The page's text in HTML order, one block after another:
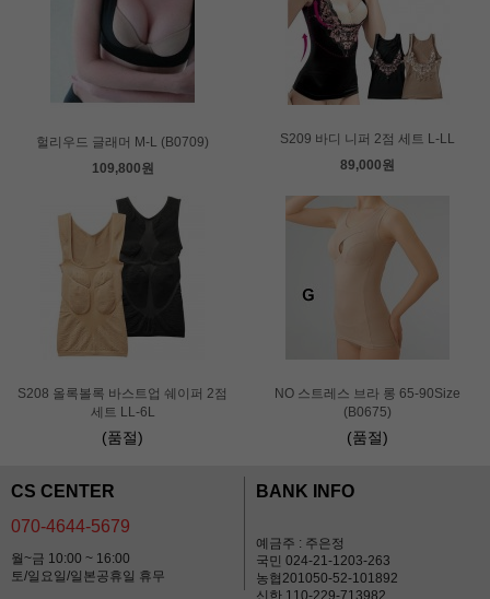
헐리우드 글래머 M-L (B0709)
109,800원
S209 바디 니퍼 2점 세트 L-LL
89,000원
S208 올록볼록 바스트업 쉐이퍼 2점
세트 LL-6L
(품절)
NO 스트레스 브라 롱 65-90Size
(B0675)
(품절)
CS CENTER
070-4644-5679
월~금 10:00 ~ 16:00
토/일요일/일본공휴일 휴무
BANK INFO
예금주 : 주은정
국민 024-21-1203-263
농협201050-52-101892
신한 110-229-713982